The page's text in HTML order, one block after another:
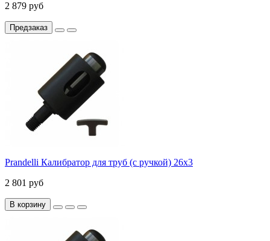
2 879 руб
Предзаказ
Prandelli Калибратор для труб (с ручкой) 26х3
2 801 руб
В корзину